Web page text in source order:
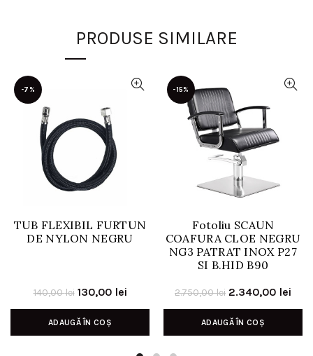
PRODUSE SIMILARE
-7%
TUB FLEXIBIL FURTUN
DE NYLON NEGRU
140,00lei Prețul
inițial
a
130,00 leiPrețul
curent
ADAUGĂ ÎN COȘ
-15%
Fotoliu SCAUN
COAFURA CLOE NEGRU
NG3 PATRAT INOX P27
SI B.HID B90
2.750,00lei Prețul
inițial
a
2.340,00 lei
ADAUGĂ ÎN COȘ